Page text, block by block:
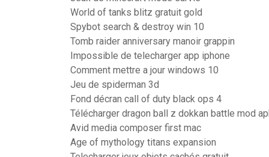
World of tanks blitz gratuit gold
Spybot search & destroy win 10
Tomb raider anniversary manoir grappin
Impossible de telecharger app iphone
Comment mettre a jour windows 10
Jeu de spiderman 3d
Fond décran call of duty black ops 4
Télécharger dragon ball z dokkan battle mod
Avid media composer first mac
Age of mythology titans expansion